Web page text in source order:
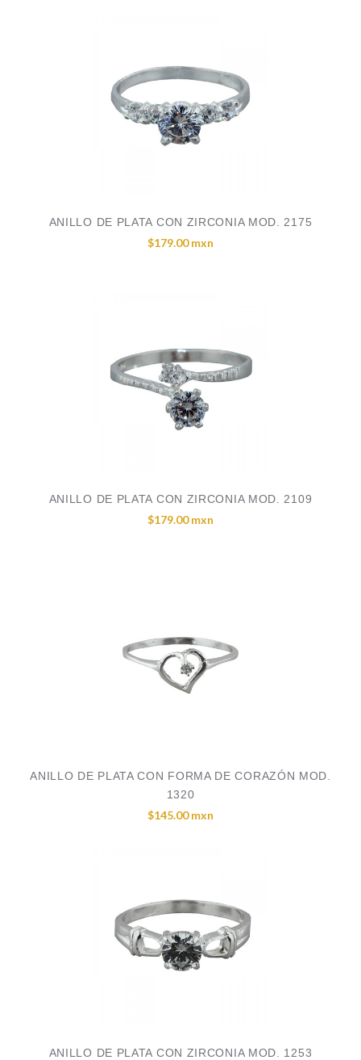
ANILLO DE PLATA CON ZIRCONIA MOD. 2175
$179.00 mxn
ANILLO DE PLATA CON ZIRCONIA MOD. 2109
$179.00 mxn
ANILLO DE PLATA CON FORMA DE CORAZÓN MOD.
1320
$145.00 mxn
ANILLO DE PLATA CON ZIRCONIA MOD. 1253